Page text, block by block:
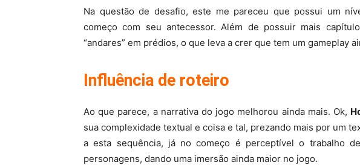
Na questão de desafio, este me pareceu que possui um
começo com seu antecessor. Além de possuir mais
“andares” em prédios, o que leva a crer que tem um gameplay
Influência de roteiro
Ao que parece, a narrativa do jogo melhorou ainda mais. Ok,
sua complexidade textual e coisa e tal, prezando mais por um
a esta sequência, já no começo é perceptível o trabalho
personagens, dando uma imersão ainda maior no jogo.